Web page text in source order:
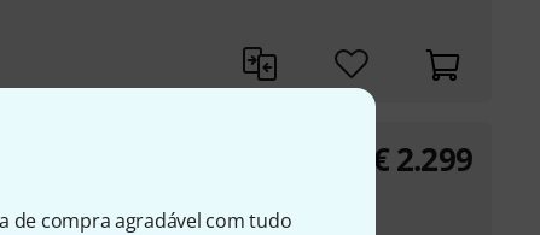
de compra agradável com tudo
€ 2.299